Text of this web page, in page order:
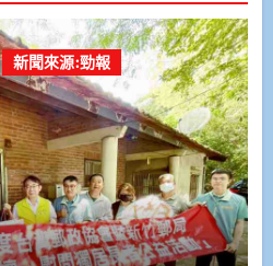
新聞來源:勁報